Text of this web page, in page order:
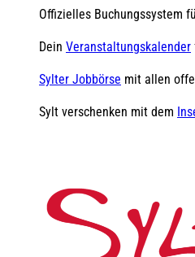
Offizielles Buchungssystem
Dein Veranstaltungskalender
Sylter Jobbörse mit allen
Sylt verschenken mit dem